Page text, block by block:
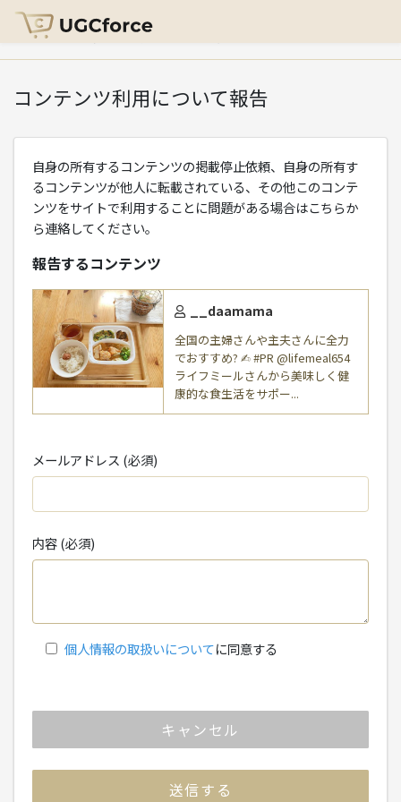
HOME > コンテンツ利用について報告
コンテンツ利用について報告
自身の所有するコンテンツの掲載停止依頼、自身の所有す
るコンテンツが他人に転載されている、その他このコンテ
ンツをサイトで利用することに問題がある場合はこちらか
ら連絡してください。
報告するコンテンツ
__daamama
全国の主婦さんや主夫さんに全力
でおすすめ? ✍︎ #PR @lifemeal654
ライフミールさんから美味しく健
康的な食生活をサポー...
メールアドレス (必須)
内容 (必須)
個人情報の取扱いについてに同意する
キャンセル
送信する